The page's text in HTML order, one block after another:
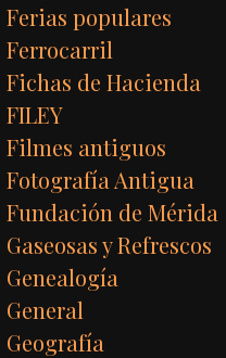
Ferias populares
Ferrocarril
Fichas de Hacienda
FILEY
Filmes antiguos
Fotografía Antigua
Fundación de Mérida
Gaseosas y Refrescos
Genealogía
General
Geografía